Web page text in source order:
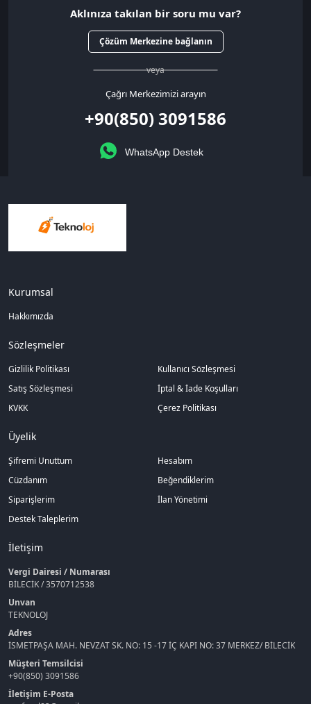
Aklınıza takılan bir soru mu var?
Çözüm Merkezine bağlanın
veya
Çağrı Merkezimizi arayın
+90(850) 3091586
WhatsApp Destek
Kurumsal
Hakkımızda
Sözleşmeler
Gizlilik Politikası
Kullanıcı Sözleşmesi
Satış Sözleşmesi
İptal & İade Koşulları
KVKK
Çerez Politikası
Üyelik
Şifremi Unuttum
Hesabım
Cüzdanım
Beğendiklerim
Siparişlerim
İlan Yönetimi
Destek Taleplerim
İletişim
Vergi Dairesi / Numarası
BİLECİK / 3570712538
Unvan
TEKNOLOJ
Adres
İSMETPAŞA MAH. NEVZAT SK. NO: 15 -17 İÇ KAPI NO: 37 MERKEZ/ BİLECİK
Müşteri Temsilcisi
+90(850) 3091586
İletişim E-Posta